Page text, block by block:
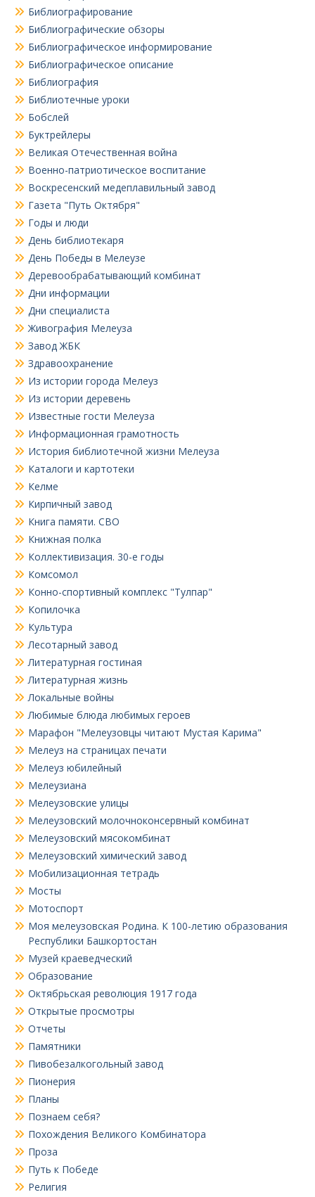
Библиографирование
Библиографические обзоры
Библиографическое информирование
Библиографическое описание
Библиография
Библиотечные уроки
Бобслей
Буктрейлеры
Великая Отечественная война
Военно-патриотическое воспитание
Воскресенский медеплавильный завод
Газета "Путь Октября"
Годы и люди
День библиотекаря
День Победы в Мелеузе
Деревообрабатывающий комбинат
Дни информации
Дни специалиста
Живография Мелеуза
Завод ЖБК
Здравоохранение
Из истории города Мелеуз
Из истории деревень
Известные гости Мелеуза
Информационная грамотность
История библиотечной жизни Мелеуза
Каталоги и картотеки
Келме
Кирпичный завод
Книга памяти. СВО
Книжная полка
Коллективизация. 30-е годы
Комсомол
Конно-спортивный комплекс "Тулпар"
Копилочка
Культура
Лесотарный завод
Литературная гостиная
Литературная жизнь
Локальные войны
Любимые блюда любимых героев
Марафон "Мелеузовцы читают Мустая Карима"
Мелеуз на страницах печати
Мелеуз юбилейный
Мелеузиана
Мелеузовские улицы
Мелеузовский молочноконсервный комбинат
Мелеузовский мясокомбинат
Мелеузовский химический завод
Мобилизационная тетрадь
Мосты
Мотоспорт
Моя мелеузовская Родина. К 100-летию образования
Республики Башкортостан
Музей краеведческий
Образование
Октябрьская революция 1917 года
Открытые просмотры
Отчеты
Памятники
Пивобезалкогольный завод
Пионерия
Планы
Познаем себя?
Похождения Великого Комбинатора
Проза
Путь к Победе
Религия